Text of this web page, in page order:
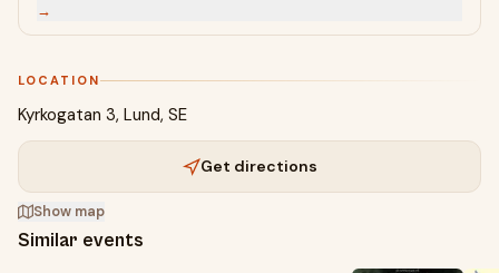
→
LOCATION
Kyrkogatan 3, Lund, SE
Get directions
Show map
Similar events